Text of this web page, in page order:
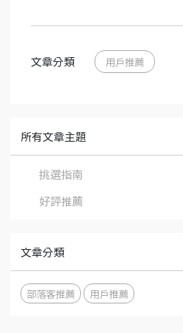
文章分類 用戶推薦
所有文章主題
挑選指南
好評推薦
文章分類
部落客推薦 用戶推薦